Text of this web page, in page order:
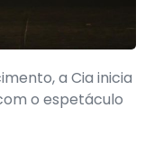
a Cia inicia
o espetáculo